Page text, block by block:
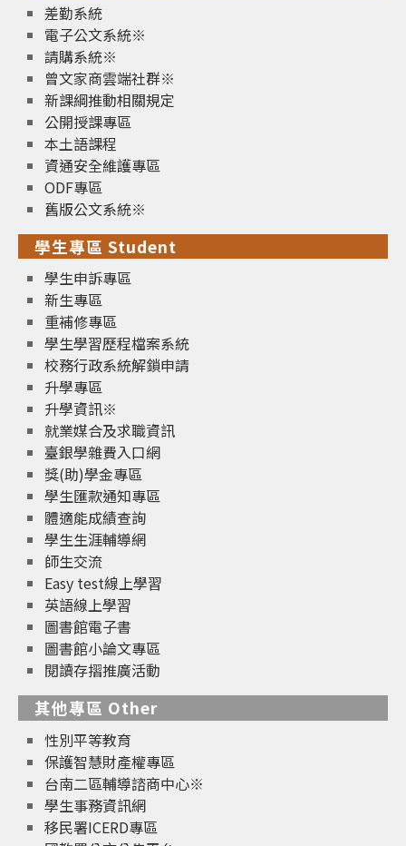
差勤系統
電子公文系統※
請購系統※
曾文家商雲端社群※
新課綱推動相關規定
公開授課專區
本土語課程
資通安全維護專區
ODF專區
舊版公文系統※
學生專區 Student
學生申訴專區
新生專區
重補修專區
學生學習歷程檔案系統
校務行政系統解鎖申請
升學專區
升學資訊※
就業媒合及求職資訊
臺銀學雜費入口網
獎(助)學金專區
學生匯款通知專區
體適能成績查詢
學生生涯輔導網
師生交流
Easy test線上學習
英語線上學習
圖書館電子書
圖書館小論文專區
閱讀存摺推廣活動
其他專區 Other
性別平等教育
保護智慧財產權專區
台南二區輔導諮商中心※
學生事務資訊網
移民署ICERD專區